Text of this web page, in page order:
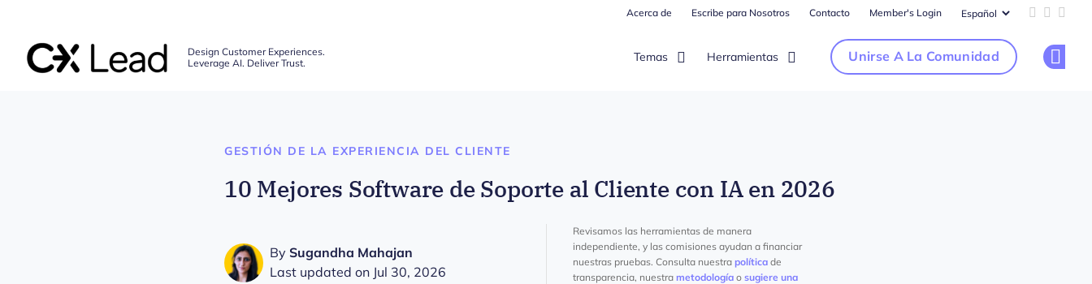
Acerca de Escribe para Nosotros Contacto Member's Login Add us
Follow
Design Customer Experiences.
Leverage AI. Deliver Trust.
Temas Herramientas Unirse A La Comunidad
GESTIÓN DE LA EXPERIENCIA DEL CLIENTE
10 Mejores Software de Soporte al Cliente con IA en 2026
By Sugandha Mahajan
Last updated on Jul 30, 2026
Revisamos las herramientas de manera
independiente, y las comisiones ayudan a financiar
nuestras pruebas. Consulta nuestra políticade
transparencia, nuestra metodologíao sugiere una